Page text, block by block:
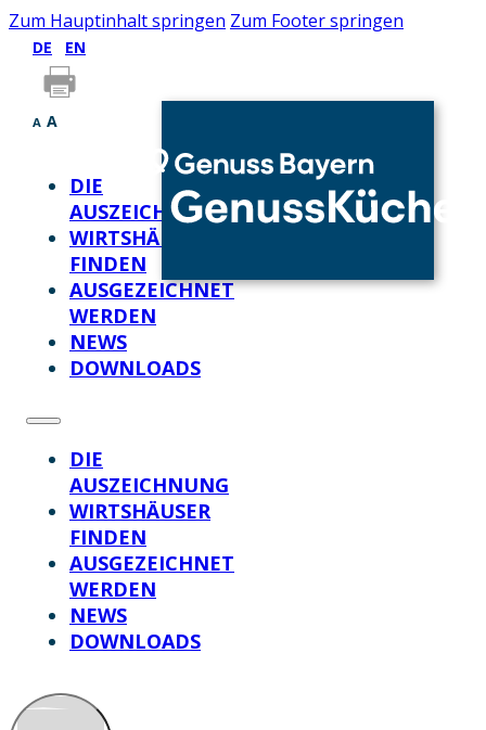
Zum Hauptinhalt springen Zum Footer springen
DE EN
A A
DIE
AUSZEICHNUNG
WIRTSHÄUSER
FINDEN
AUSGEZEICHNET
WERDEN
NEWS
DOWNLOADS
DIE
AUSZEICHNUNG
WIRTSHÄUSER
FINDEN
AUSGEZEICHNET
WERDEN
NEWS
DOWNLOADS